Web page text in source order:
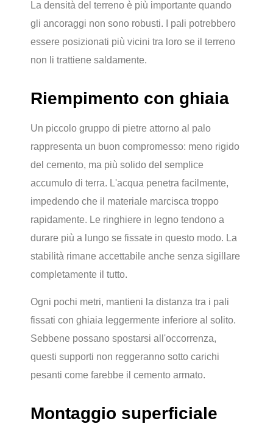
La densità del terreno è più importante quando
gli ancoraggi non sono robusti. I pali potrebbero
essere posizionati più vicini tra loro se il terreno
non li trattiene saldamente.
Riempimento con ghiaia
Un piccolo gruppo di pietre attorno al palo
rappresenta un buon compromesso: meno rigido
del cemento, ma più solido del semplice
accumulo di terra. L'acqua penetra facilmente,
impedendo che il materiale marcisca troppo
rapidamente. Le ringhiere in legno tendono a
durare più a lungo se fissate in questo modo. La
stabilità rimane accettabile anche senza sigillare
completamente il tutto.
Ogni pochi metri, mantieni la distanza tra i pali
fissati con ghiaia leggermente inferiore al solito.
Sebbene possano spostarsi all'occorrenza,
questi supporti non reggeranno sotto carichi
pesanti come farebbe il cemento armato.
Montaggio superficiale